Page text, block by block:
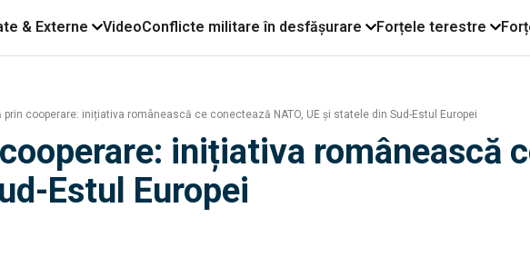
& Externe VideoConflicte militare în desfășurare Forțele terestre
prin cooperare: inițiativa românească ce conectează NATO, UE și statele din Sud-Estul Europei
inițiativa românească
Estul Europei